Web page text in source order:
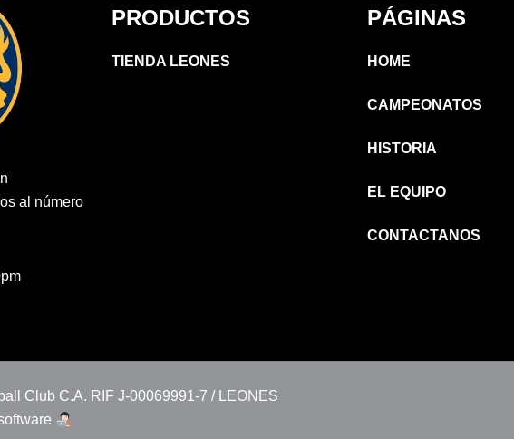
al número
PRODUCTOS
TIENDA LEONES
PÁGINAS
HOME
CAMPEONATOS
HISTORIA
EL EQUIPO
CONTACTANOS
Club C.A. RIF J-00069991-7 / LEONES